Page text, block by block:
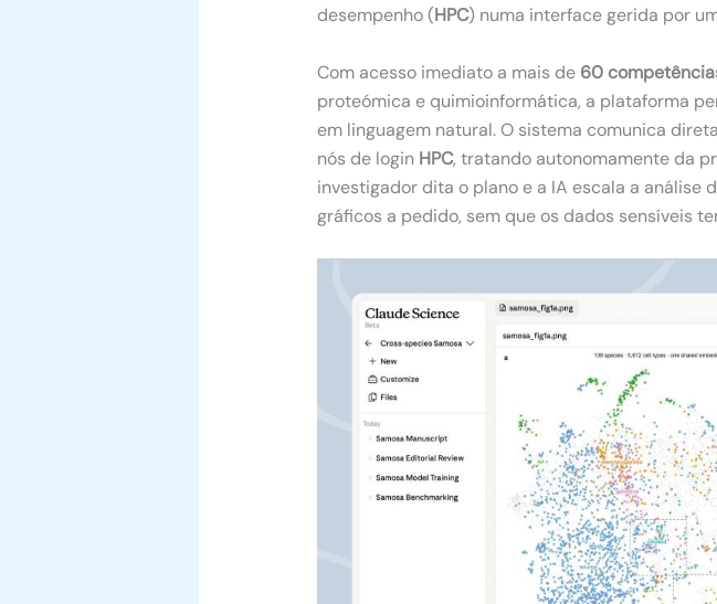
desempenho (HPC) numa interface gerida por
Com acesso imediato a mais de 60
proteómica e quimioinformática, a plataforma
em linguagem natural. O sistema comunica
nós de login HPC, tratando autonomamente da
investigador dita o plano e a IA escala a análise
gráficos a pedido, sem que os dados sensíveis